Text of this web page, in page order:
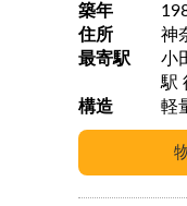
築年
住所
神
最寄駅
小
構造
軽